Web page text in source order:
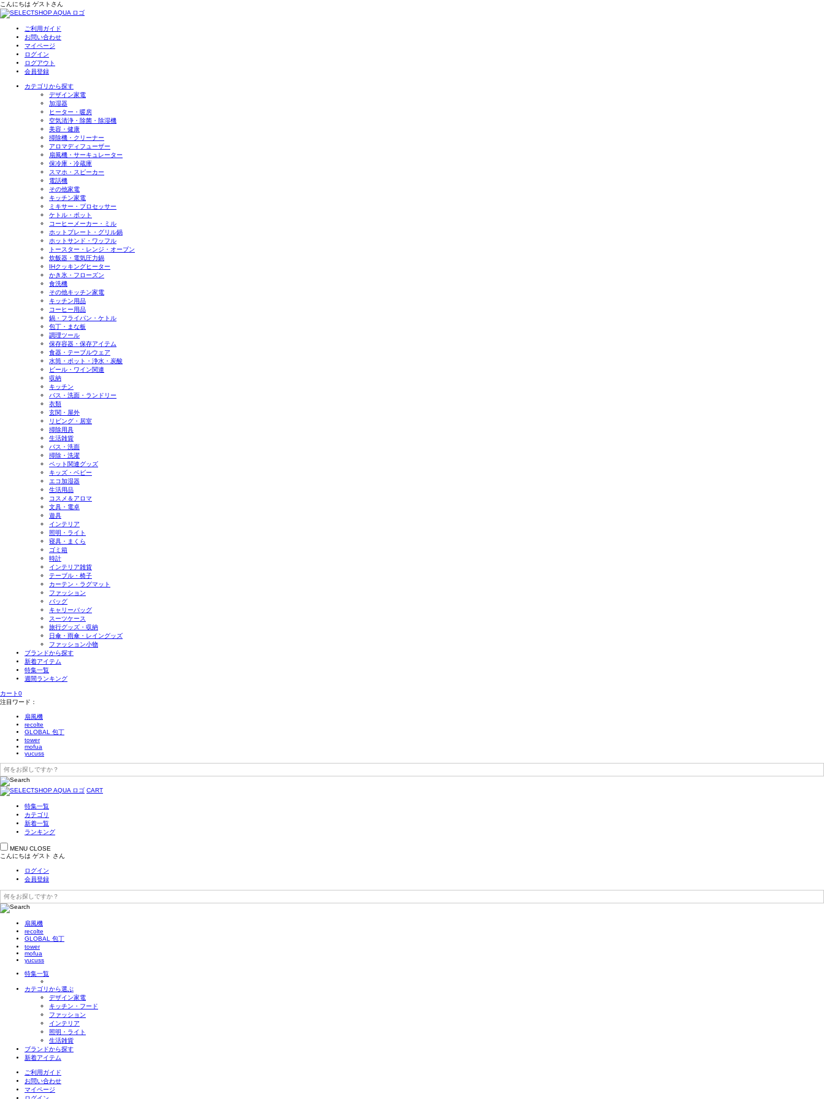
こんにちは ゲスト さん
ご利用ガイド
お問い合わせ
マイページ
ログイン
ログアウト
会員登録
カテゴリから探す
デザイン家電
加湿器
ヒーター・暖房
空気清浄・除菌・除湿機
美容・健康
掃除機・クリーナー
アロマディフューザー
扇風機・サーキュレーター
保冷庫・冷蔵庫
スマホ・スピーカー
電話機
その他家電
キッチン家電
ミキサー・プロセッサー
ケトル・ポット
コーヒーメーカー・ミル
ホットプレート・グリル鍋
ホットサンド・ワッフル
トースター・レンジ・オーブン
炊飯器・電気圧力鍋
IHクッキングヒーター
かき氷・フローズン
食洗機
その他キッチン家電
キッチン用品
コーヒー用品
鍋・フライパン・ケトル
包丁・まな板
調理ツール
保存容器・保存アイテム
食器・テーブルウェア
水筒・ポット・浄水・炭酸
ビール・ワイン関連
収納
キッチン
バス・洗面・ランドリー
衣類
玄関・屋外
リビング・居室
掃除用具
生活雑貨
バス・洗面
掃除・洗濯
ペット関連グッズ
キッズ・ベビー
エコ加湿器
生活用品
コスメ＆アロマ
文具・電卓
遊具
インテリア
照明・ライト
寝具・まくら
ゴミ箱
時計
インテリア雑貨
テーブル・椅子
カーテン・ラグマット
ファッション
バッグ
キャリーバッグ
スーツケース
旅行グッズ・収納
日傘・雨傘・レイングッズ
ファッション小物
ブランドから探す
新着アイテム
特集一覧
週間ランキング
カート0
注目ワード：
扇風機
recolte
GLOBAL 包丁
tower
mofua
yucuss
CART
特集一覧
カテゴリ
新着一覧
ランキング
MENU CLOSE
こんにちは ゲスト さん
ログイン
会員登録
扇風機
recolte
GLOBAL 包丁
tower
mofua
yucuss
特集一覧
カテゴリから選ぶ
デザイン家電
キッチン・フード
ファッション
インテリア
照明・ライト
生活雑貨
ブランドから探す
新着アイテム
ご利用ガイド
お問い合わせ
マイページ